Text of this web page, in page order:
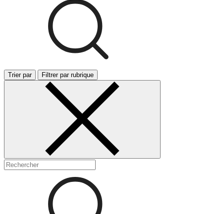
Trier par Filtrer par rubrique